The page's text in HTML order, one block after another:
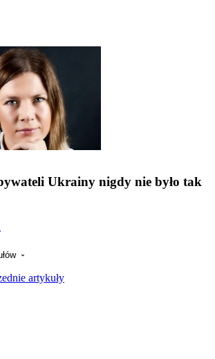
Ukrainy nigdy nie było tak
artykuły